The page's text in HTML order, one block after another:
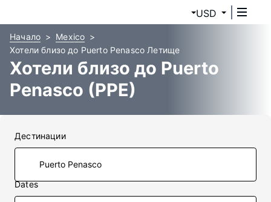
USD
Начало
Mexico
Хотели близо до Puerto Penasco Летище
Хотели близо до Puerto
Penasco (PPE)
Дестинации
Dates